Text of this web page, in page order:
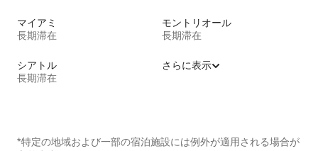
マイアミ
長期滞在
モントリオール
長期滞在
シアトル
長期滞在
さらに表示
*特定の地域および一部の宿泊施設には例外が適用される場合が